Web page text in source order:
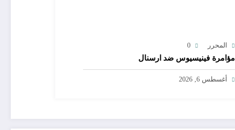
المحرر 0
مؤامرة فينيسيوس ضد ارسنال
أغسطس 6, 2026